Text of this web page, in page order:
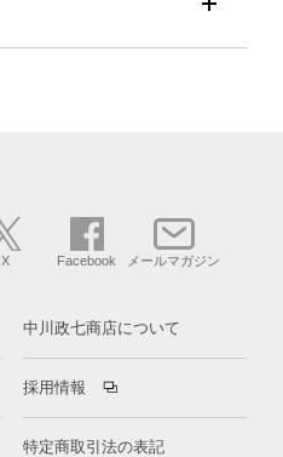
X Facebook メールマガジン
中川政七商店について
採用情報
特定商取引法の表記